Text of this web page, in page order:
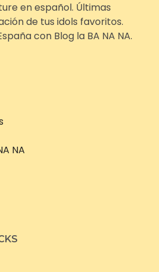
en español. Últimas
de tus idols favoritos.
con Blog la BA NA NA.
NA